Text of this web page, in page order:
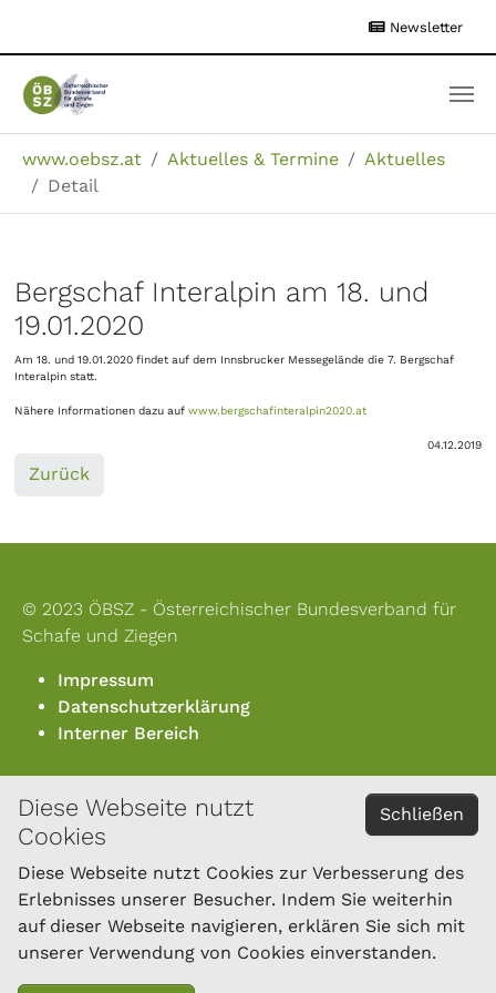
Schließen
Diese Webseite nutzt
Cookies
Diese Webseite nutzt Cookies zur Verbesserung des
Erlebnisses unserer Besucher. Indem Sie weiterhin
auf dieser Webseite navigieren, erklären Sie sich mit
unserer Verwendung von Cookies einverstanden.
Newsletter
www.oebsz.at Aktuelles & Termine
Aktuelles
Detail
Bergschaf Interalpin am 18. und
19.01.2020
Am 18. und 19.01.2020 findet auf dem Innsbrucker Messegelände die 7. Bergschaf
Interalpin statt.
Nähere Informationen dazu auf www.bergschafinteralpin2020.at
04.12.2019
Zurück
© 2023 ÖBSZ - Österreichischer Bundesverband für
Schafe und Ziegen
Impressum
Datenschutzerklärung
Interner Bereich
KONTAKT
Österreichischer Bundesverband für Schafe und
Ziegen
Dresdner Straße 89/B1/18
1200 Wien
Tel.: 01/334 17 21-40